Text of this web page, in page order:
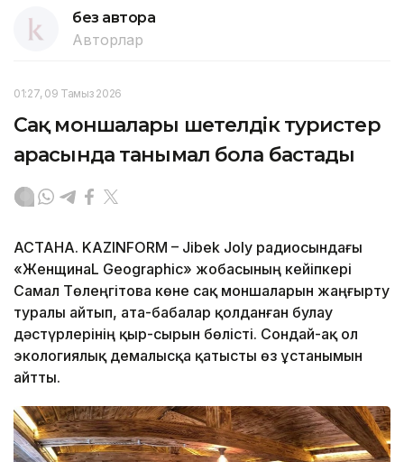
без автора
Авторлар
01:27, 09 Тамыз 2026
Сақ моншалары шетелдік туристер
арасында танымал бола бастады
АСТАНА. KAZINFORM – Jibek Joly радиосындағы
«ЖенщинаL Geographic» жобасының кейіпкері
Самал Төлеңгітова көне сақ моншаларын жаңғырту
туралы айтып, ата-бабалар қолданған булау
дәстүрлерінің қыр-сырын бөлісті. Сондай-ақ ол
экологиялық демалысқа қатысты өз ұстанымын
айтты.